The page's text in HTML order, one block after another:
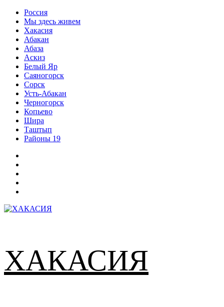
Перейти
содержимому
Россия
Мы здесь живем
Хакасия
Абакан
Абаза
Аскиз
Белый Яр
Саяногорск
Сорск
Усть-Абакан
Черногорск
Копьево
Шира
Таштып
Районы 19
ХАКАСИЯ